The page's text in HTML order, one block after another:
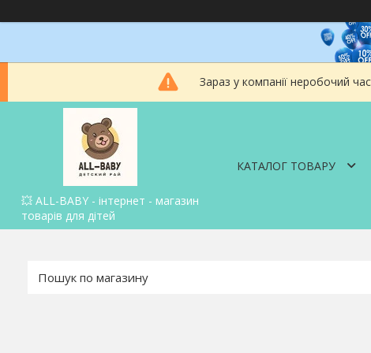
Зараз у компанії неробочий
💥 ALL-BABY - інтернет - магазин
товарів для дітей
КАТАЛОГ ТОВАРУ